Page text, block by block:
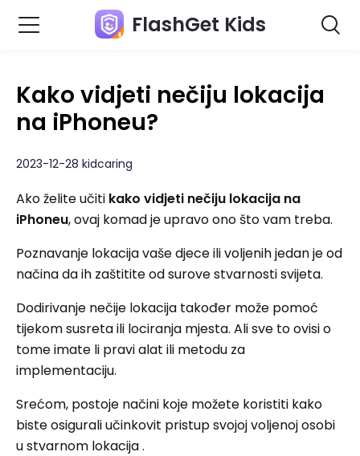
FlashGet Kids
Kako vidjeti nečiju lokacija
na iPhoneu?
2023-12-28 kidcaring
Ako želite učiti kako vidjeti nečiju lokacija na
iPhoneu, ovaj komad je upravo ono što vam treba.
Poznavanje lokacija vaše djece ili voljenih jedan je od
načina da ih zaštitite od surove stvarnosti svijeta.
Dodirivanje nečije lokacija također može pomoć
tijekom susreta ili lociranja mjesta. Ali sve to ovisi o
tome imate li pravi alat ili metodu za
implementaciju.
Srećom, postoje načini koje možete koristiti kako
biste osigurali učinkovit pristup svojoj voljenoj osobi
u stvarnom lokacija .